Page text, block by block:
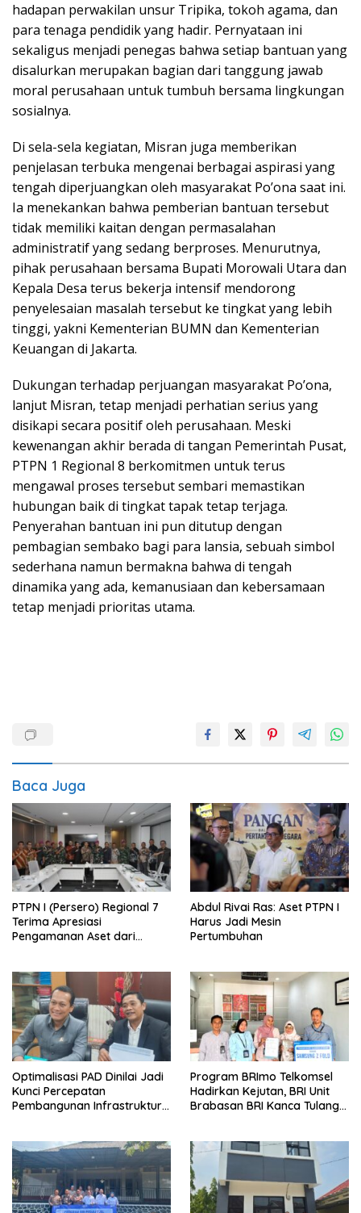
hadapan perwakilan unsur Tripika, tokoh agama, dan
para tenaga pendidik yang hadir. Pernyataan ini
sekaligus menjadi penegas bahwa setiap bantuan yang
disalurkan merupakan bagian dari tanggung jawab
moral perusahaan untuk tumbuh bersama lingkungan
sosialnya.
Di sela-sela kegiatan, Misran juga memberikan
penjelasan terbuka mengenai berbagai aspirasi yang
tengah diperjuangkan oleh masyarakat Po’ona saat ini.
Ia menekankan bahwa pemberian bantuan tersebut
tidak memiliki kaitan dengan permasalahan
administratif yang sedang berproses. Menurutnya,
pihak perusahaan bersama Bupati Morowali Utara dan
Kepala Desa terus bekerja intensif mendorong
penyelesaian masalah tersebut ke tingkat yang lebih
tinggi, yakni Kementerian BUMN dan Kementerian
Keuangan di Jakarta.
Dukungan terhadap perjuangan masyarakat Po’ona,
lanjut Misran, tetap menjadi perhatian serius yang
disikapi secara positif oleh perusahaan. Meski
kewenangan akhir berada di tangan Pemerintah Pusat,
PTPN 1 Regional 8 berkomitmen untuk terus
mengawal proses tersebut sembari memastikan
hubungan baik di tingkat tapak tetap terjaga.
Penyerahan bantuan ini pun ditutup dengan
pembagian sembako bagi para lansia, sebuah simbol
sederhana namun bermakna bahwa di tengah
dinamika yang ada, kemanusiaan dan kebersamaan
tetap menjadi prioritas utama.
Baca Juga
PTPN I (Persero) Regional 7
Terima Apresiasi
Pengamanan Aset dari
Abdul Rivai Ras: Aset PTPN I
Harus Jadi Mesin
Pertumbuhan
Optimalisasi PAD Dinilai Jadi
Kunci Percepatan
Pembangunan Infrastruktur
Program BRImo Telkomsel
Hadirkan Kejutan, BRI Unit
Brabasan BRI Kanca Tulang
Mesuji